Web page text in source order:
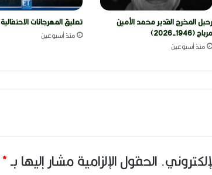
رحيل المخرج القدير محمد الأمين
مرباح (1946-2026)
منذ أسبوعين
تعليق المهرجانات الاحتفالية
منذ أسبوعين
الحقول الإلزامية مشار إليها بـ*